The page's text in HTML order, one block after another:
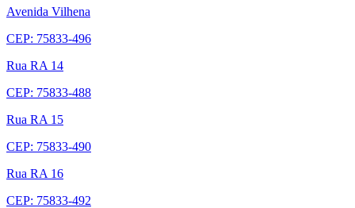
Avenida Vilhena
CEP: 75833-496
Rua RA 14
CEP: 75833-488
Rua RA 15
CEP: 75833-490
Rua RA 16
CEP: 75833-492